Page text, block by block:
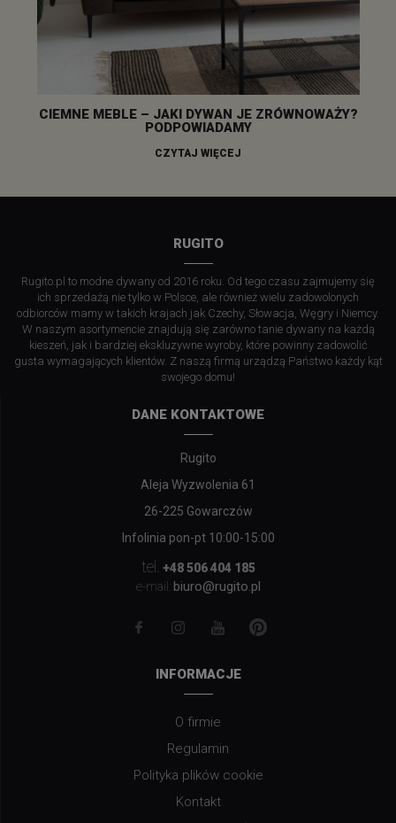
CIEMNE MEBLE – JAKI DYWAN JE ZRÓWNOWAŻY?
PODPOWIADAMY
CZYTAJ WIĘCEJ
RUGITO
Rugito.pl to modne dywany od 2016 roku. Od tego czasu zajmujemy się
ich sprzedażą nie tylko w Polsce, ale również wielu zadowolonych
odbiorców mamy w takich krajach jak Czechy, Słowacja, Węgry i Niemcy.
W naszym asortymencie znajdują się zarówno tanie dywany na każdą
kieszeń, jak i bardziej ekskluzywne wyroby, które powinny zadowolić
gusta wymagających klientów. Z naszą firmą urządzą Państwo każdy kąt
swojego domu!
DANE KONTAKTOWE
Rugito
Aleja Wyzwolenia 61
26-225 Gowarczów
Infolinia pon-pt 10:00-15:00
tel. +48 506 404 185
e-mail: biuro@rugito.pl
INFORMACJE
O firmie
Regulamin
Polityka plików cookie
Kontakt